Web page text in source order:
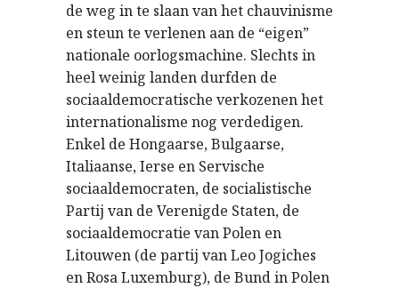
de weg in te slaan van het chauvinisme
en steun te verlenen aan de “eigen”
nationale oorlogsmachine. Slechts in
heel weinig landen durfden de
sociaaldemocratische verkozenen het
internationalisme nog verdedigen.
Enkel de Hongaarse, Bulgaarse,
Italiaanse, Ierse en Servische
sociaaldemocraten, de socialistische
Partij van de Verenigde Staten, de
sociaaldemocratie van Polen en
Litouwen (de partij van Leo Jogiches
en Rosa Luxemburg), de Bund in Polen